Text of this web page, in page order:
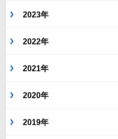
2023年
2022年
2021年
2020年
2019年